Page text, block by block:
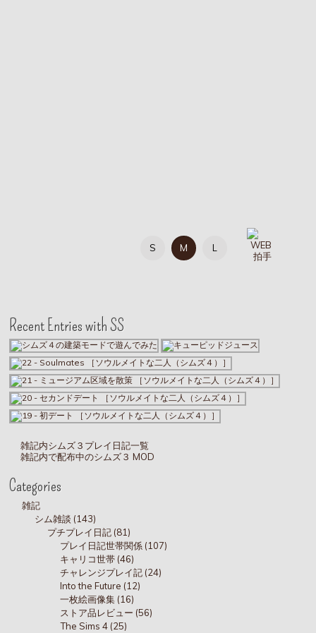
S M L
Recent Entries with SS
雑記内シムズ３プレイ日記一覧
雑記内で配布中のシムズ３ MOD
Categories
雑記
シム雑談 (143)
プチプレイ日記 (81)
プレイ日記世帯関係 (107)
キャリコ世帯 (46)
チャレンジプレイ記 (24)
Into the Future (12)
一枚絵画像集 (16)
ストア品レビュー (56)
The Sims 4 (25)